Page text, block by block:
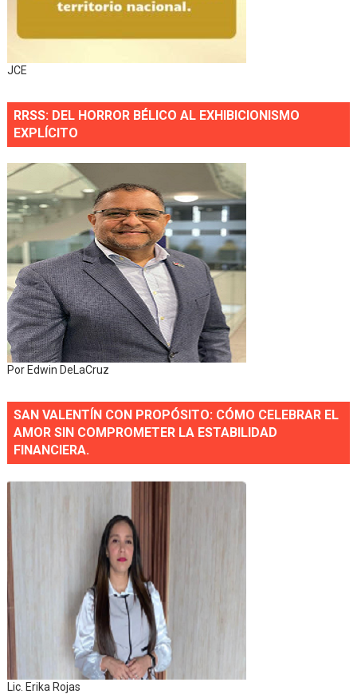
JCE
RRSS: DEL HORROR BÉLICO AL EXHIBICIONISMO
EXPLÍCITO
Por Edwin DeLaCruz
SAN VALENTÍN CON PROPÓSITO: CÓMO CELEBRAR EL
AMOR SIN COMPROMETER LA ESTABILIDAD
FINANCIERA.
Lic. Erika Rojas